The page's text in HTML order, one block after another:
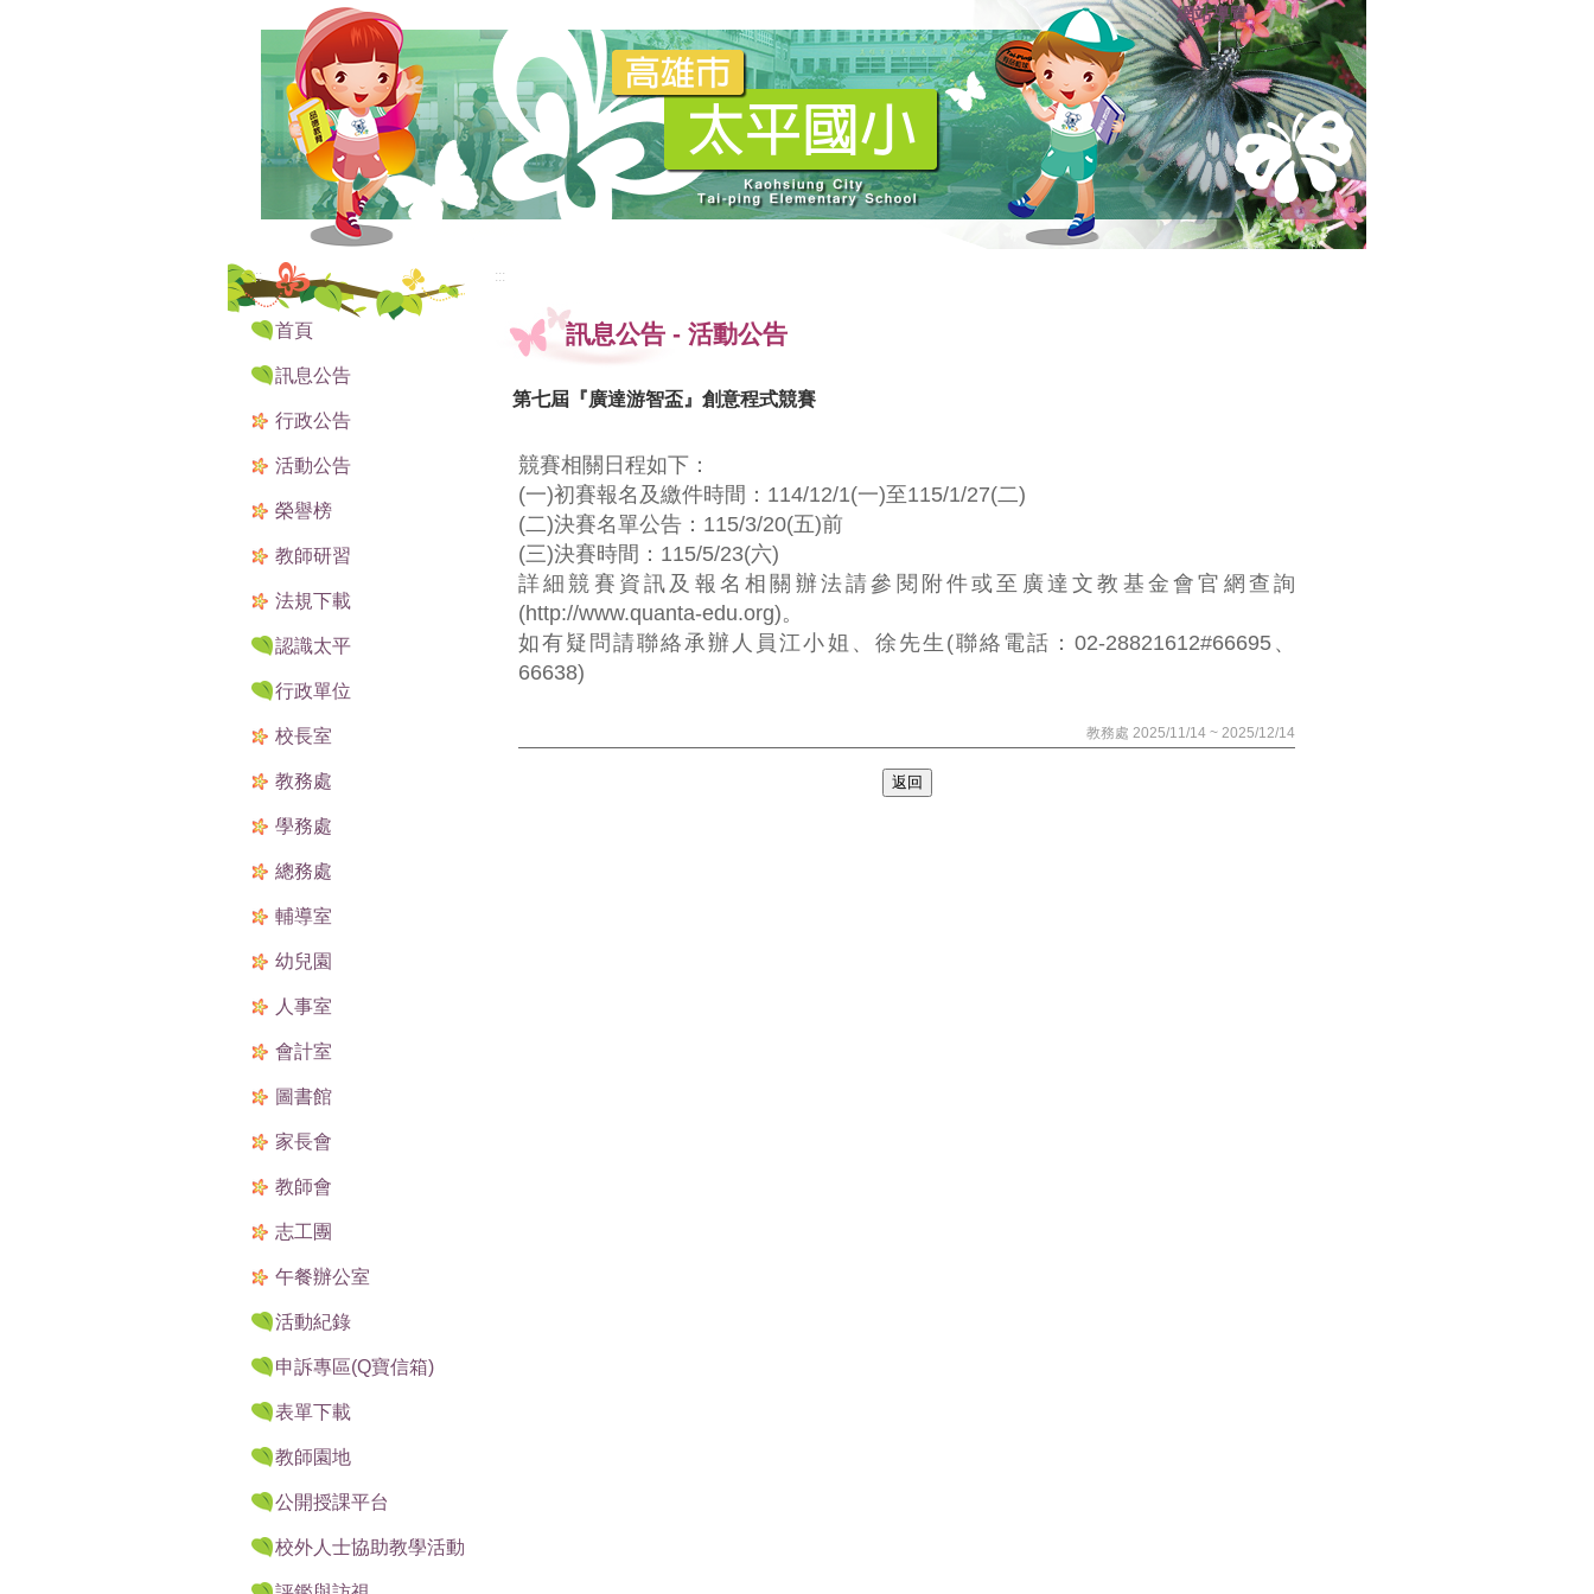
::: 網站導覽
:::
首頁
訊息公告
行政公告
活動公告
榮譽榜
教師研習
法規下載
認識太平
行政單位
校長室
教務處
學務處
總務處
輔導室
幼兒園
人事室
會計室
圖書館
家長會
教師會
志工團
午餐辦公室
活動紀錄
申訴專區(Q寶信箱)
表單下載
教師園地
公開授課平台
校外人士協助教學活動
:::
訊息公告 - 活動公告
第七屆『廣達游智盃』創意程式競賽
競賽相關日程如下：
(一)初賽報名及繳件時間：114/12/1(一)至115/1/27(二)
(二)決賽名單公告：115/3/20(五)前
(三)決賽時間：115/5/23(六)
詳細競賽資訊及報名相關辦法請參閱附件或至廣達文教基金會官網查詢
(http://www.quanta-edu.org)。
如有疑問請聯絡承辦人員江小姐、徐先生(聯絡電話：02-28821612#66695、
66638)
教務處 2025/11/14 ~ 2025/12/14
返回